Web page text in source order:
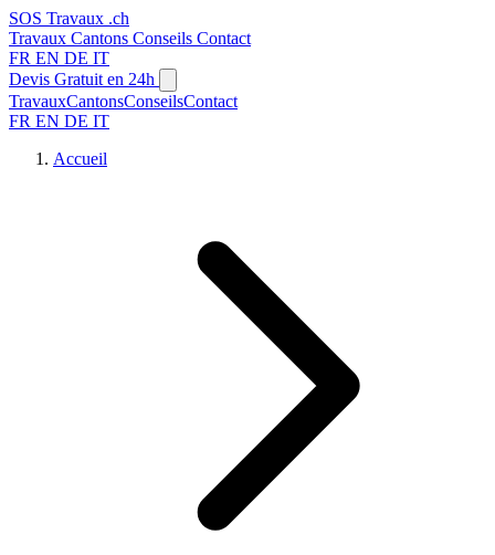
SOS Travaux .ch
Travaux Cantons Conseils Contact
FR EN DE IT
Devis Gratuit en 24h
TravauxCantonsConseilsContact
FR EN DE IT
Accueil